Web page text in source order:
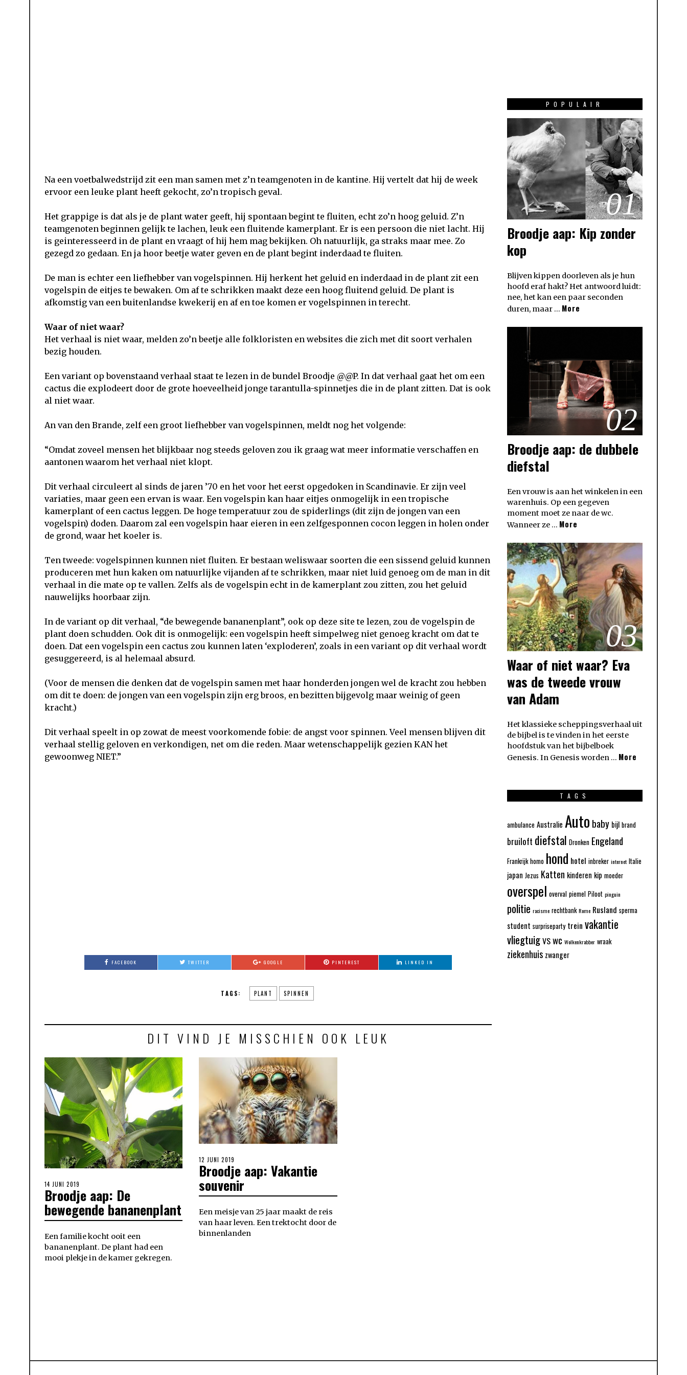
Na een voetbalwedstrijd zit een man samen met z’n teamgenoten in de kantine. Hij vertelt dat hij de week
ervoor een leuke plant heeft gekocht, zo’n tropisch geval.
Het grappige is dat als je de plant water geeft, hij spontaan begint te fluiten, echt zo’n hoog geluid. Z’n
teamgenoten beginnen gelijk te lachen, leuk een fluitende kamerplant. Er is een persoon die niet lacht. Hij
is geinteresseerd in de plant en vraagt of hij hem mag bekijken. Oh natuurlijk, ga straks maar mee. Zo
gezegd zo gedaan. En ja hoor beetje water geven en de plant begint inderdaad te fluiten.
De man is echter een liefhebber van vogelspinnen. Hij herkent het geluid en inderdaad in de plant zit een
vogelspin de eitjes te bewaken. Om af te schrikken maakt deze een hoog fluitend geluid. De plant is
afkomstig van een buitenlandse kwekerij en af en toe komen er vogelspinnen in terecht.
Waar of niet waar?
Het verhaal is niet waar, melden zo’n beetje alle folkloristen en websites die zich met dit soort verhalen
bezig houden.
Een variant op bovenstaand verhaal staat te lezen in de bundel Broodje @@P. In dat verhaal gaat het om een
cactus die explodeert door de grote hoeveelheid jonge tarantulla-spinnetjes die in de plant zitten. Dat is ook
al niet waar.
An van den Brande, zelf een groot liefhebber van vogelspinnen, meldt nog het volgende:
“Omdat zoveel mensen het blijkbaar nog steeds geloven zou ik graag wat meer informatie verschaffen en
aantonen waarom het verhaal niet klopt.
Dit verhaal circuleert al sinds de jaren ’70 en het voor het eerst opgedoken in Scandinavie. Er zijn veel
variaties, maar geen een ervan is waar. Een vogelspin kan haar eitjes onmogelijk in een tropische
kamerplant of een cactus leggen. De hoge temperatuur zou de spiderlings (dit zijn de jongen van een
vogelspin) doden. Daarom zal een vogelspin haar eieren in een zelfgesponnen cocon leggen in holen onder
de grond, waar het koeler is.
Ten tweede: vogelspinnen kunnen niet fluiten. Er bestaan weliswaar soorten die een sissend geluid kunnen
produceren met hun kaken om natuurlijke vijanden af te schrikken, maar niet luid genoeg om de man in dit
verhaal in die mate op te vallen. Zelfs als de vogelspin echt in de kamerplant zou zitten, zou het geluid
nauwelijks hoorbaar zijn.
In de variant op dit verhaal, “de bewegende bananenplant”, ook op deze site te lezen, zou de vogelspin de
plant doen schudden. Ook dit is onmogelijk: een vogelspin heeft simpelweg niet genoeg kracht om dat te
doen. Dat een vogelspin een cactus zou kunnen laten ‘exploderen’, zoals in een variant op dit verhaal wordt
gesuggereerd, is al helemaal absurd.
(Voor de mensen die denken dat de vogelspin samen met haar honderden jongen wel de kracht zou hebben
om dit te doen: de jongen van een vogelspin zijn erg broos, en bezitten bijgevolg maar weinig of geen
kracht.)
Dit verhaal speelt in op zowat de meest voorkomende fobie: de angst voor spinnen. Veel mensen blijven dit
verhaal stellig geloven en verkondigen, net om die reden. Maar wetenschappelijk gezien KAN het
gewoonweg NIET.”
FACEBOOK TWITTER GOOGLE PINTEREST LINKED IN
TAGS: PLANT SPINNEN
DIT VIND JE MISSCHIEN OOK LEUK
POSTED
ON
14 JUNI 2019
Broodje aap: De
bewegende bananenplant
Een familie kocht ooit een
bananenplant. De plant had een
mooi plekje in de kamer gekregen.
POSTED
ON
12 JUNI 2019
Broodje aap: Vakantie
souvenir
Een meisje van 25 jaar maakt de reis
van haar leven. Een trektocht door de
binnenlanden
POPULAIR
01
Broodje aap: Kip zonder
kop
Blijven kippen doorleven als je hun
hoofd eraf hakt? Het antwoord luidt:
nee, het kan een paar seconden
duren, maar … More
02
Broodje aap: de dubbele
diefstal
Een vrouw is aan het winkelen in een
warenhuis. Op een gegeven
moment moet ze naar de wc.
Wanneer ze … More
03
Waar of niet waar? Eva
was de tweede vrouw
van Adam
Het klassieke scheppingsverhaal uit
de bijbel is te vinden in het eerste
hoofdstuk van het bijbelboek
Genesis. In Genesis worden … More
TAGS
ambulance Australie Auto baby bijl brand
bruiloft diefstal Dronken Engeland
Frankrijk homo hond hotel inbreker internet Italie
japan Jezus Katten kinderen kip moeder
overspel overval piemel Piloot pinguin
politie racisme rechtbank Rome Rusland sperma
student surpriseparty trein vakantie
vliegtuigVSwc Wolkenkrabber wraak
ziekenhuis zwanger